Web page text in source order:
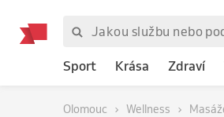
Sport Krása Zdraví
Olomouc Wellness